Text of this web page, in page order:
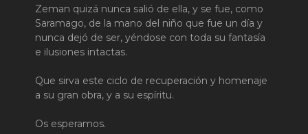
Zeman quizá nunca salió de ella, y se fue, como
Saramago, de la mano del niño que fue un día y
nunca dejó de ser, yéndose con toda su fantasía
e ilusiones intactas.
Que sirva este ciclo de recuperación y homenaje
a su gran obra, y a su espíritu.
Os esperamos.